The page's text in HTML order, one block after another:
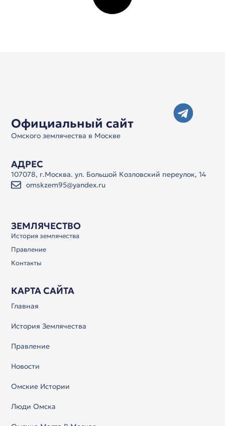
Официальный сайт
Омского землячества в Москве
ЗЕМЛЯЧЕСТВО
История землячества
Правление
Контакты
КАРТА САЙТА
Главная
История Землячества
Правление
Новости
Омские Истории
Люди Омска
АДРЕС
107078, г.Москва. ул. Большой Козловский переулок, 14
omskzem95@yandex.ru